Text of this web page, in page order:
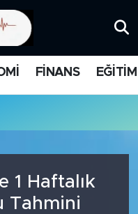
FİNANS EĞİTİM
1 Haftalık
Tahmini
ve Fikstür